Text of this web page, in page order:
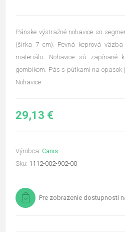
Pánske výstražné nohavice so
(šírka 7 cm). Pevná keprová
materiálu. Nohavice sú zapínané
gombíkom. Pás s pútkami na opasok
Nohavice
29,13 €
Výrobca: Canis
Sku: 1112-002-902-00
Pre zobrazenie dostupnosti